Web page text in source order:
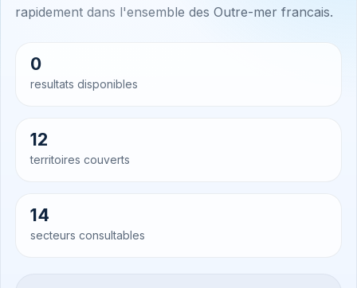
rapidement dans l'ensemble des Outre-mer francais.
0
resultats disponibles
12
territoires couverts
14
secteurs consultables